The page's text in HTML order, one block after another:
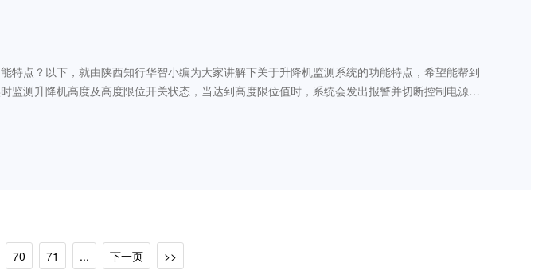
特点？以下，就由陕西知行华智小编为大家讲解下关于升降机监测系统的功能特点，希望能帮到
监测升降机高度及高度限位开关状态，当达到高度限位值时，系统会发出报警并切断控制电源，
70 71 ... 下一页 >>